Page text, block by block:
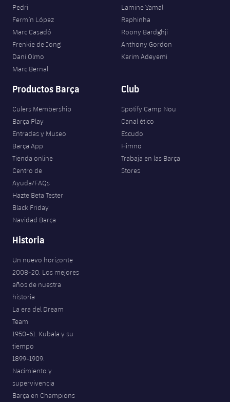
Pedri
Fermín López
Marc Casadó
Frenkie de Jong
Dani Olmo
Marc Bernal
Lamine Yamal
Raphinha
Roony Bardghji
Anthony Gordon
Karim Adeyemi
Productos Barça
Culers Membership
Barça Play
Entradas y Museo
Barça App
Tienda online
Centro de
Ayuda/FAQs
Hazte Beta Tester
Black Friday
Navidad Barça
Club
Spotify Camp Nou
Canal ético
Escudo
Himno
Trabaja en las Barça
Stores
Historia
Un nuevo horizonte
2008-20. Los mejores
años de nuestra
historia
La era del Dream
Team
1950-61. Kubala y su
tiempo
1899-1909.
Nacimiento y
supervivencia
Barça en Champions